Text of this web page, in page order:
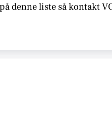
denne liste så kontakt